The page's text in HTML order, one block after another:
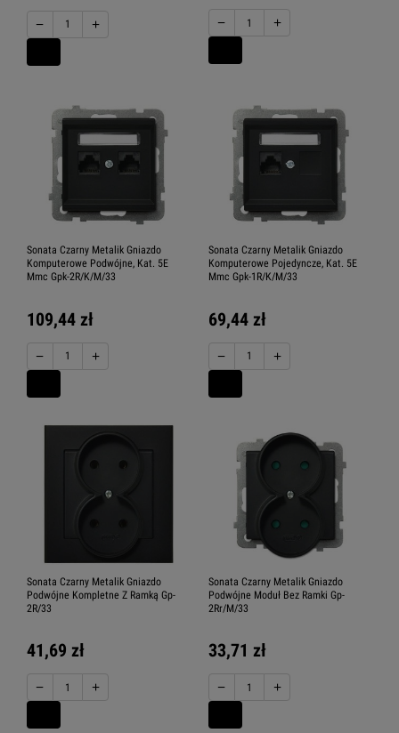
− + − +
Sonata Czarny Metalik Gniazdo
Komputerowe Podwójne, Kat. 5E
Mmc Gpk-2R/K/M/33
109,44 zł
− +
Sonata Czarny Metalik Gniazdo
Komputerowe Pojedyncze, Kat. 5E
Mmc Gpk-1R/K/M/33
69,44 zł
− +
Sonata Czarny Metalik Gniazdo
Podwójne Kompletne Z Ramką Gp-
2R/33
41,69 zł
− +
Sonata Czarny Metalik Gniazdo
Podwójne Moduł Bez Ramki Gp-
2Rr/M/33
33,71 zł
− +